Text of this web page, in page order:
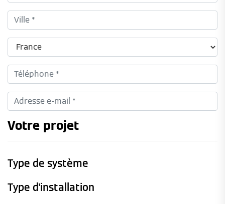
Votre projet
Type de système
Type d'installation